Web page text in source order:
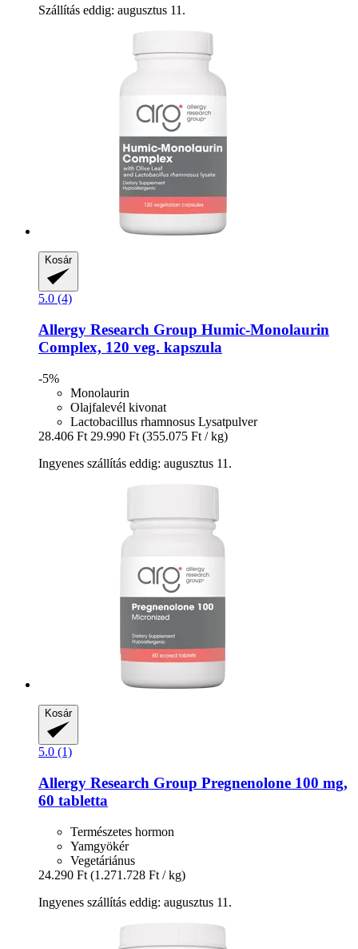
Szállítás eddig: augusztus 11.
Kosár
5.0 (4)
Allergy Research Group Humic-​Monolaurin
Complex, 120 veg. kapszula
-5%
Monolaurin
Olajfalevél kivonat
Lactobacillus rhamnosus Lysatpulver
28.406 Ft 29.990 Ft (355.075 Ft / kg)
Ingyenes szállítás eddig: augusztus 11.
Kosár
5.0 (1)
Allergy Research Group Pregnenolone 100 mg,
60 tabletta
Természetes hormon
Yamgyökér
Vegetáriánus
24.290 Ft (1.271.728 Ft / kg)
Ingyenes szállítás eddig: augusztus 11.